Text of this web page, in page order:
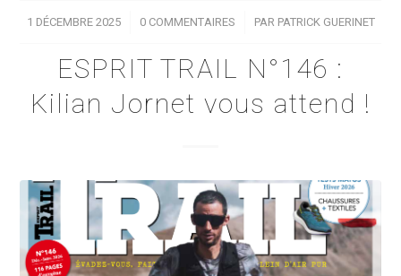
1 DÉCEMBRE 2025
/ 0 COMMENTAIRES
/ PAR PATRICK GUERINET
ESPRIT TRAIL N°146 :
Kilian Jornet vous attend !